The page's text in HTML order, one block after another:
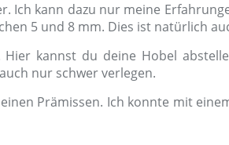
Ich kann dazu nur meine
5 und 8 mm. Dies ist natürlich
kannst du deine Hobel
nur schwer verlegen.
Prämissen. Ich konnte mit